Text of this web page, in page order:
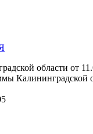
области от
Калининградской